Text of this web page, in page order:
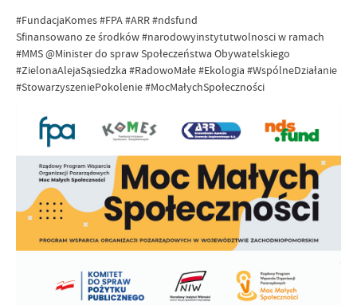
#FundacjaKomes #FPA #ARR #ndsfund
Sfinansowano ze środków #narodowyinstytutwolnosci w ramach
#MMS @Minister do spraw Społeczeństwa Obywatelskiego
#ZielonaAlejaSąsiedzka #RadowoMałe #Ekologia #WspólneDziałanie
#StowarzyszeniePokolenie #MocMałychSpołeczności